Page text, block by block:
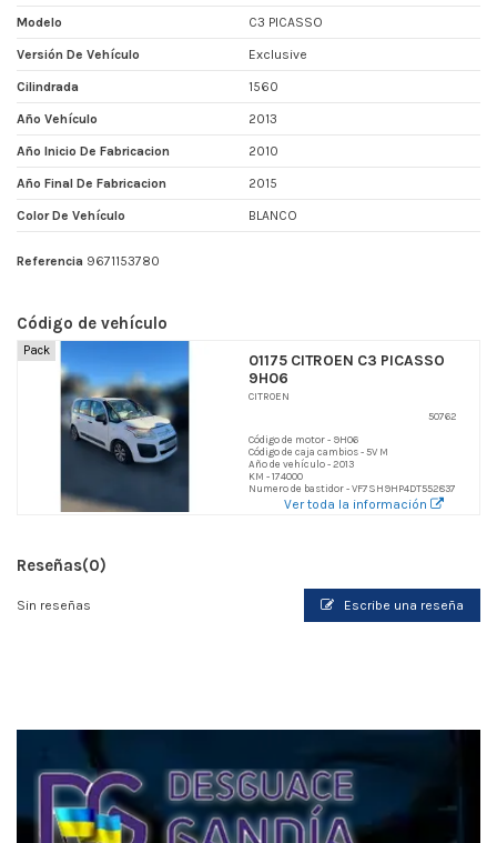
Modelo C3 PICASSO
Versión De Vehículo Exclusive
Cilindrada 1560
Año Vehículo 2013
Año Inicio De Fabricacion 2010
Año Final De Fabricacion 2015
Color De Vehículo BLANCO
Referencia 9671153780
Código de vehículo
Pack
01175 CITROEN C3 PICASSO
9H06
CITROEN
50762
Código de motor - 9H06
Código de caja cambios - 5V M
Año de vehículo - 2013
KM - 174000
Numero de bastidor - VF7SH9HP4DT552837
Ver toda la información
Reseñas(0)
Sin reseñas Escribe una reseña